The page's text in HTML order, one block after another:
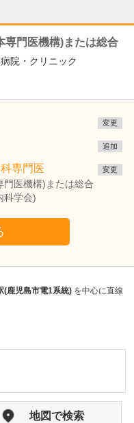
専門医機構)または総合
病院・クリニック
変更
追加
専門医
門医機構)または総合
科学会)
変更
(鹿児島市電1系統) を中心に直線
地図で検索